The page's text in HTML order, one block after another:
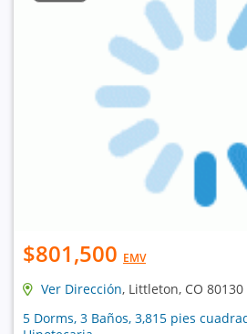
$801,500 EMV
Ver Dirección, Littleton, CO 80130
5 Dorms, 3 Baños, 3,815 pies